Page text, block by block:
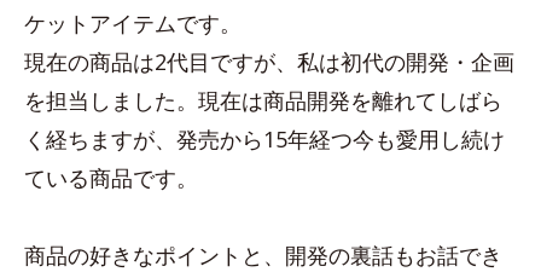
ケットアイテムです。
現在の商品は2代目ですが、私は初代の開発・企画
を担当しました。現在は商品開発を離れてしばら
く経ちますが、発売から15年経つ今も愛用し続け
ている商品です。
商品の好きなポイントと、開発の裏話もお話でき